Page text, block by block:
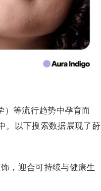
）等流行趋势中孕育而
。以下搜索数据展现了莳
，迎合可持续与健康生